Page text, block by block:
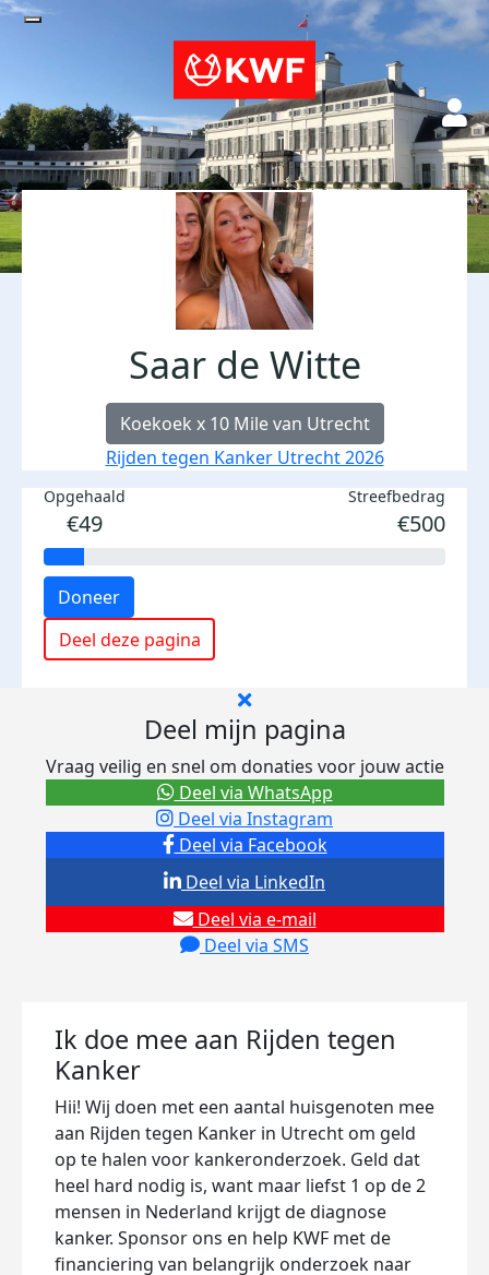
Saar de Witte
Koekoek x 10 Mile van Utrecht
Rijden tegen Kanker Utrecht 2026
Opgehaald
€49
Streefbedrag
€500
Doneer
Deel deze pagina
Deel mijn pagina
Vraag veilig en snel om donaties voor jouw actie
Deel via Facebook
Deel via Instagram
Deel via e-mail
Deel via SMS
Deel via LinkedIn
Deel via WhatsApp
Ik doe mee aan Rijden tegen
Kanker
Hii! Wij doen met een aantal huisgenoten mee
aan Rijden tegen Kanker in Utrecht om geld
op te halen voor kankeronderzoek. Geld dat
heel hard nodig is, want maar liefst 1 op de 2
mensen in Nederland krijgt de diagnose
kanker. Sponsor ons en help KWF met de
financiering van belangrijk onderzoek naar